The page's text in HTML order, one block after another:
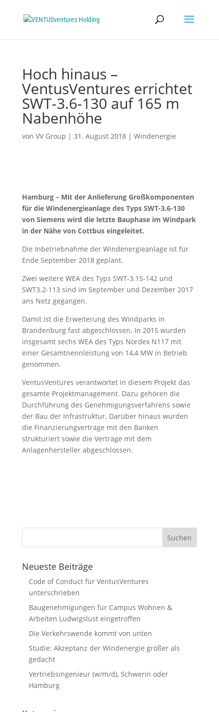
Hoch hinaus –
VentusVentures errichtet
SWT-3.6-130 auf 165 m
Nabenhöhe
von VV Group | 31. August 2018| Windenergie
Hamburg – Mit der Anlieferung Großkomponenten
für die Windenergieanlage des Typs SWT-3.6-130
von Siemens wird die letzte Bauphase im Windpark
in der Nähe von Cottbus eingeleitet.
Die Inbetriebnahme der Windenergieanlage ist für
Ende September 2018 geplant.
Zwei weitere WEA des Typs SWT-3.15-142 und
SWT3.2-113 sind im September und Dezember 2017
ans Netz gegangen.
Damit ist die Erweiterung des Windparks in
Brandenburg fast abgeschlossen. In 2015 wurden
insgesamt sechs WEA des Typs Nordex N117 mit
einer Gesamtnennleistung von 14,4 MW in Betrieb
genommen.
VentusVentures verantwortet in diesem Projekt das
gesamte Projektmanagement. Dazu gehören die
Durchführung des Genehmigungsverfahrens sowie
der Bau der Infrastruktur. Darüber hinaus wurden
die Finanzierungverträge mit den Banken
strukturiert sowie die Verträge mit dem
Anlagenhersteller abgeschlossen.
Neueste Beiträge
Code of Conduct für VentusVentures
unterschrieben
Baugenehmigungen für Campus Wohnen &
Arbeiten Ludwigslust eingetroffen
Die Verkehrswende kommt von unten
Studie: Akzeptanz der Windenergie größer als
gedacht
Vertriebsingenieur (w/m/d), Schwerin oder
Hamburg